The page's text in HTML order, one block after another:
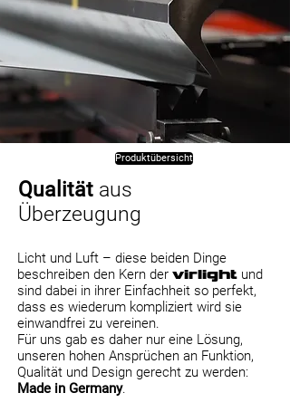
Produktübersicht
Qualität aus
Überzeugung
Licht und Luft – diese beiden Dinge
beschreiben den Kern der virlight und
sind dabei in ihrer Einfachheit so perfekt,
dass es wiederum kompliziert wird sie
einwandfrei zu vereinen.
Für uns gab es daher nur eine Lösung,
unseren hohen Ansprüchen an Funktion,
Qualität und Design gerecht zu werden:
Made in Germany.